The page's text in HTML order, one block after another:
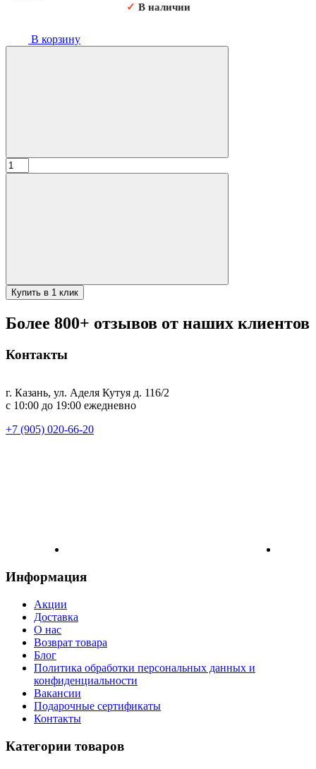
✓ В наличии
В корзину
Количество
товара
Купить в 1 клик
Более 800+ отзывов от наших клиентов
Контакты
г. Казань, ул. Аделя Кутуя д. 116/2
с 10:00 до 19:00 ежедневно
+7 (905) 020-66-20
Информация
Акции
Доставка
О нас
Возврат товара
Блог
Политика обработки персональных данных и
конфиденциальности
Вакансии
Подарочные сертификаты
Контакты
Категории товаров